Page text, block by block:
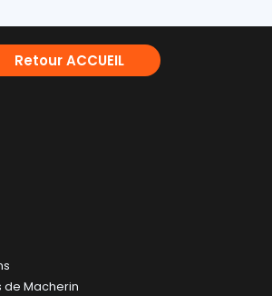
Retour ACCUEIL
de Macherin